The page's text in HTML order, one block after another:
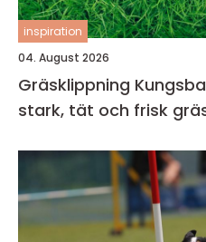
inspiration
04. August 2026
Gräsklippning
stark, tät och frisk